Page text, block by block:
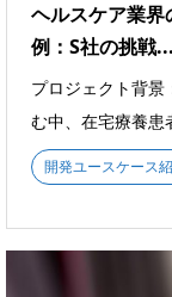
ヘルスケア業
例：S社の挑戦...
プロジェクト背
む中、在宅療養患
開発ユースケース